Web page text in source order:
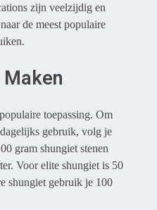
zijn veelzijdig en
de meest populaire
toepassing. Om
gebruik, volg je
gram shungiet stenen
Voor elite shungiet is 50
shungiet gebruik je 100